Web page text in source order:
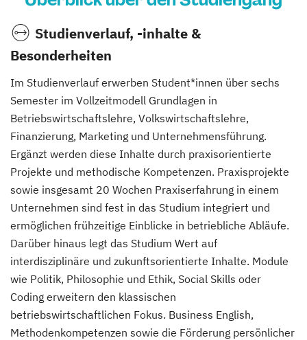
Studienverlauf, -inhalte &
Besonderheiten
Im Studienverlauf erwerben Student*innen über sechs
Semester im Vollzeitmodell Grundlagen in
Betriebswirtschaftslehre, Volkswirtschaftslehre,
Finanzierung, Marketing und Unternehmensführung.
Ergänzt werden diese Inhalte durch praxisorientierte
Projekte und methodische Kompetenzen. Praxisprojekte
sowie insgesamt 20 Wochen Praxiserfahrung in einem
Unternehmen sind fest in das Studium integriert und
ermöglichen frühzeitige Einblicke in betriebliche Abläufe.
Darüber hinaus legt das Studium Wert auf
interdisziplinäre und zukunftsorientierte Inhalte. Module
wie Politik, Philosophie und Ethik, Social Skills oder
Coding erweitern den klassischen
betriebswirtschaftlichen Fokus. Business English,
Methodenkompetenzen sowie die Förderung persönlicher